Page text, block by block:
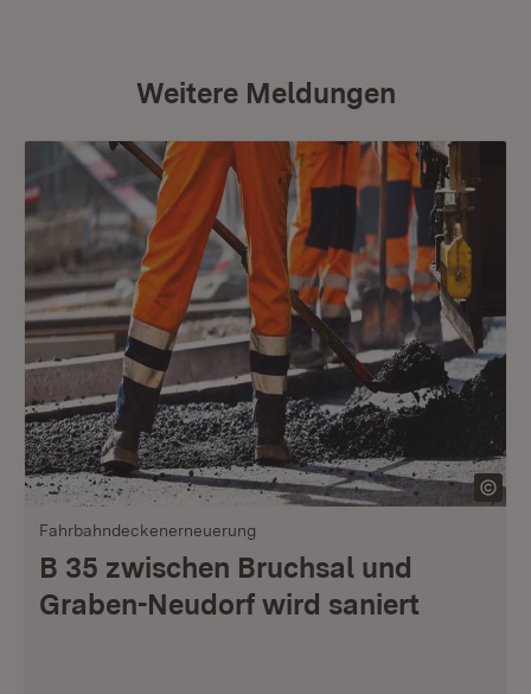
Weitere Meldungen
Fahrbahndeckenerneuerung
B 35 zwischen Bruchsal und
Graben-Neudorf wird saniert